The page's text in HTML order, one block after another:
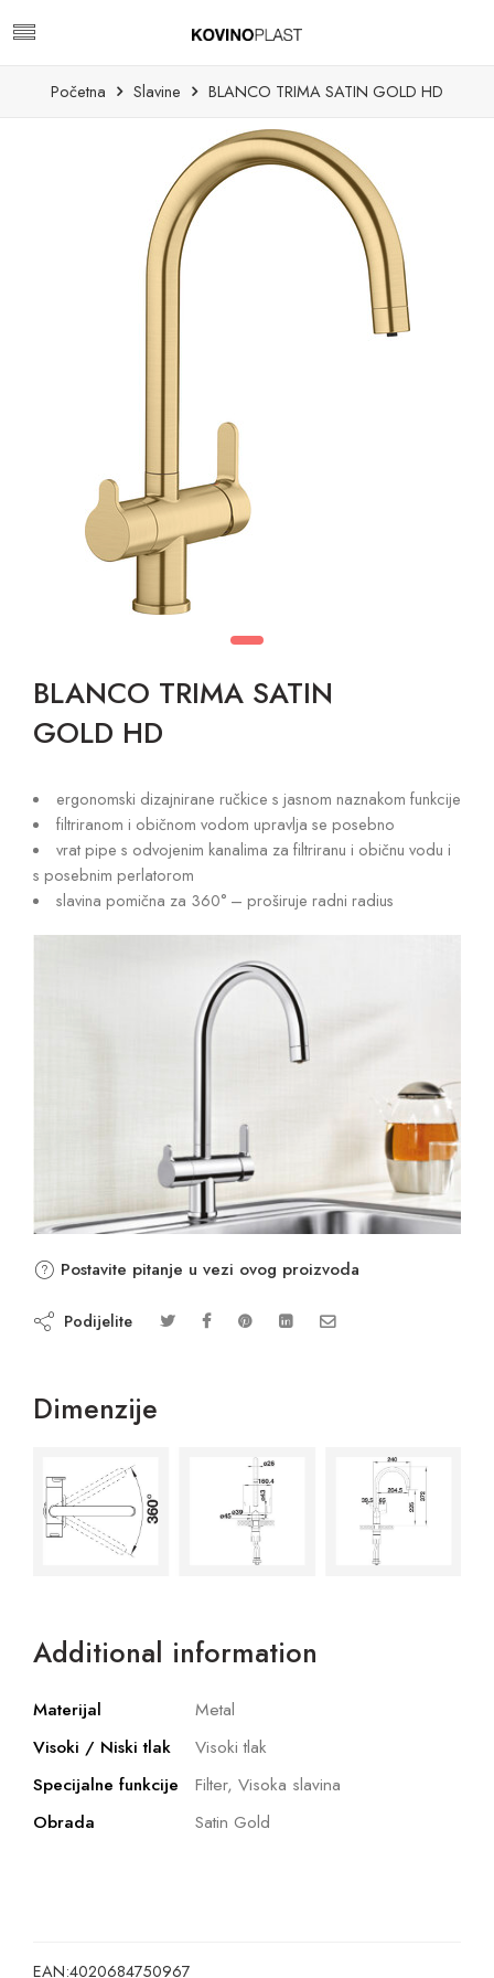
Početna Slavine BLANCO TRIMA SATIN GOLD HD
BLANCO TRIMA SATIN
GOLD HD
ergonomski dizajnirane ručkice s jasnom naznakom funkcije
filtriranom i običnom vodom upravlja se posebno
vrat pipe s odvojenim kanalima za filtriranu i običnu vodu i
s posebnim perlatorom
slavina pomična za 360° – proširuje radni radius
Postavite pitanje u vezi ovog proizvoda
Podijelite
Dimenzije
Additional information
Materijal
Metal
Visoki / Niski tlak
Visoki tlak
Specijalne funkcije
Filter, Visoka slavina
Obrada
Satin Gold
EAN:4020684750967